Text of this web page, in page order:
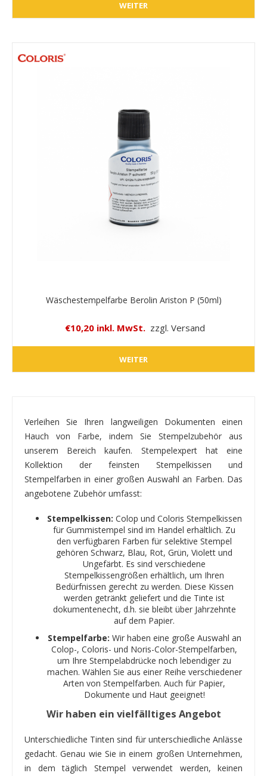
WEITER
Wäschestempelfarbe Berolin Ariston P (50ml)
€10,20 inkl. MwSt. zzgl. Versand
WEITER
Verleihen Sie Ihren langweiligen Dokumenten einen
Hauch von Farbe, indem Sie Stempelzubehör aus
unserem Bereich kaufen. Stempelexpert hat eine
Kollektion der feinsten Stempelkissen und
Stempelfarben in einer großen Auswahl an Farben. Das
angebotene Zubehör umfasst:
Stempelkissen: Colop und Coloris Stempelkissen
für Gummistempel sind im Handel erhältlich. Zu
den verfügbaren Farben für selektive Stempel
gehören Schwarz, Blau, Rot, Grün, Violett und
Ungefärbt. Es sind verschiedene
Stempelkissengrößen erhältlich, um Ihren
Bedürfnissen gerecht zu werden. Diese Kissen
werden getränkt geliefert und die Tinte ist
dokumentenecht, d.h. sie bleibt über Jahrzehnte
auf dem Papier.
Stempelfarbe: Wir haben eine große Auswahl an
Colop-, Coloris- und Noris-Color-Stempelfarben,
um Ihre Stempelabdrücke noch lebendiger zu
machen. Wählen Sie aus einer Reihe verschiedener
Arten von Stempelfarben. Auch für Papier,
Dokumente und Haut geeignet!
Wir haben ein vielfälltiges Angebot
Unterschiedliche Tinten sind für unterschiedliche Anlässe
gedacht. Genau wie Sie in einem großen Unternehmen,
in dem täglich Stempel verwendet werden, keinen